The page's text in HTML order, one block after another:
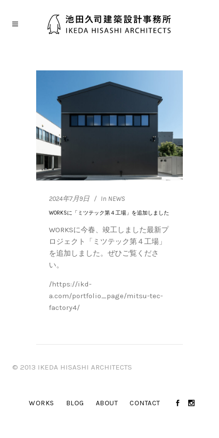
2024年7月9日 In NEWS
WORKSに「ミツテック第４工場」を追加しました
WORKSに今春、竣工しました最新プ
ロジェクト「ミツテック第４工場」
を追加しました。ぜひご覧くださ
い。
/https://ikd-
a.com/portfolio_page/mitsu-tec-
factory4/
© 2013 IKEDA HISASHI ARCHITECTS
WORKS BLOG ABOUT CONTACT